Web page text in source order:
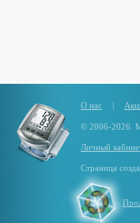
О нас |
© 2006-2026.
Личный
Страница